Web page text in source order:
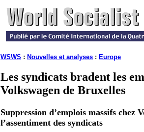
WSWS : Nouvelles et analyses : Europe
Les syndicats bradent les
Volkswagen de Bruxelles
Suppression d’emplois massifs chez
l’assentiment des syndicats